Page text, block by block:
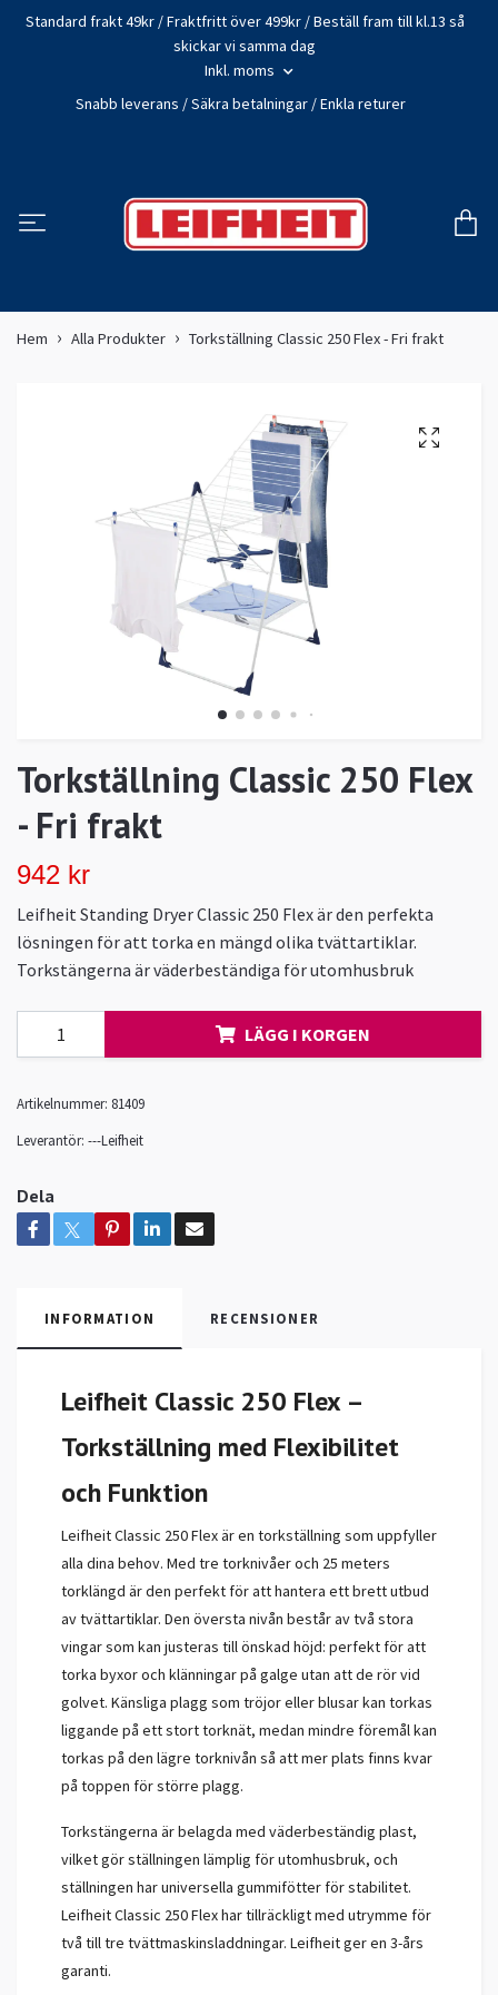
Standard frakt 49kr / Fraktfritt över 499kr / Beställ fram till kl.13 så
skickar vi samma dag
Inkl. moms
Snabb leverans / Säkra betalningar / Enkla returer
Hem Alla Produkter Torkställning Classic 250 Flex - Fri frakt
Torkställning Classic 250 Flex
- Fri frakt
942 kr
Leifheit Standing Dryer Classic 250 Flex är den perfekta
lösningen för att torka en mängd olika tvättartiklar.
Torkstängerna är väderbeständiga för utomhusbruk
LÄGG I KORGEN
Artikelnummer: 81409
Leverantör: ---Leifheit
Dela
INFORMATION RECENSIONER
Leifheit Classic 250 Flex –
Torkställning med Flexibilitet
och Funktion
Leifheit Classic 250 Flex är en torkställning som uppfyller
alla dina behov. Med tre torknivåer och 25 meters
torklängd är den perfekt för att hantera ett brett utbud
av tvättartiklar. Den översta nivån består av två stora
vingar som kan justeras till önskad höjd: perfekt för att
torka byxor och klänningar på galge utan att de rör vid
golvet. Känsliga plagg som tröjor eller blusar kan torkas
liggande på ett stort torknät, medan mindre föremål kan
torkas på den lägre torknivån så att mer plats finns kvar
på toppen för större plagg.
Torkstängerna är belagda med väderbeständig plast,
vilket gör ställningen lämplig för utomhusbruk, och
ställningen har universella gummifötter för stabilitet.
Leifheit Classic 250 Flex har tillräckligt med utrymme för
två till tre tvättmaskinsladdningar. Leifheit ger en 3-års
garanti.